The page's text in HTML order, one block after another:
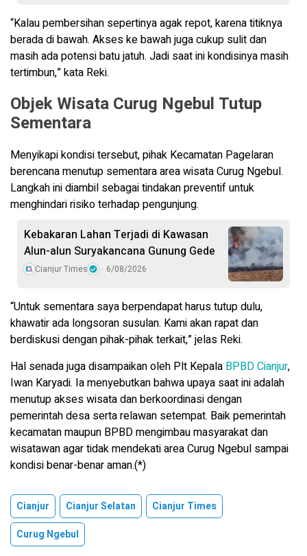
“Kalau pembersihan sepertinya agak repot, karena titiknya
berada di bawah. Akses ke bawah juga cukup sulit dan
masih ada potensi batu jatuh. Jadi saat ini kondisinya masih
tertimbun,” kata Reki.
Objek Wisata Curug Ngebul Tutup
Sementara
Menyikapi kondisi tersebut, pihak Kecamatan Pagelaran
berencana menutup sementara area wisata Curug Ngebul.
Langkah ini diambil sebagai tindakan preventif untuk
menghindari risiko terhadap pengunjung.
Kebakaran Lahan Terjadi di Kawasan
Alun-alun Suryakancana Gunung Gede
Cianjur Times 6/08/2026
“Untuk sementara saya berpendapat harus tutup dulu,
khawatir ada longsoran susulan. Kami akan rapat dan
berdiskusi dengan pihak-pihak terkait,” jelas Reki.
Hal senada juga disampaikan oleh Plt Kepala BPBD Cianjur,
Iwan Karyadi. Ia menyebutkan bahwa upaya saat ini adalah
menutup akses wisata dan berkoordinasi dengan
pemerintah desa serta relawan setempat. Baik pemerintah
kecamatan maupun BPBD mengimbau masyarakat dan
wisatawan agar tidak mendekati area Curug Ngebul sampai
kondisi benar-benar aman.(*)
Cianjur Cianjur Selatan
Cianjur Times
Curug Ngebul